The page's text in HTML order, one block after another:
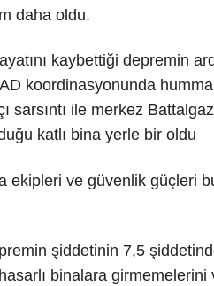
daha oldu.
kaybettiği depremin
koordinasyonunda
sarsıntı ile merkez
katlı bina yerle bir oldu
ekipleri ve güvenlik güçleri
şiddetinin 7,5
binalara girmemelerini